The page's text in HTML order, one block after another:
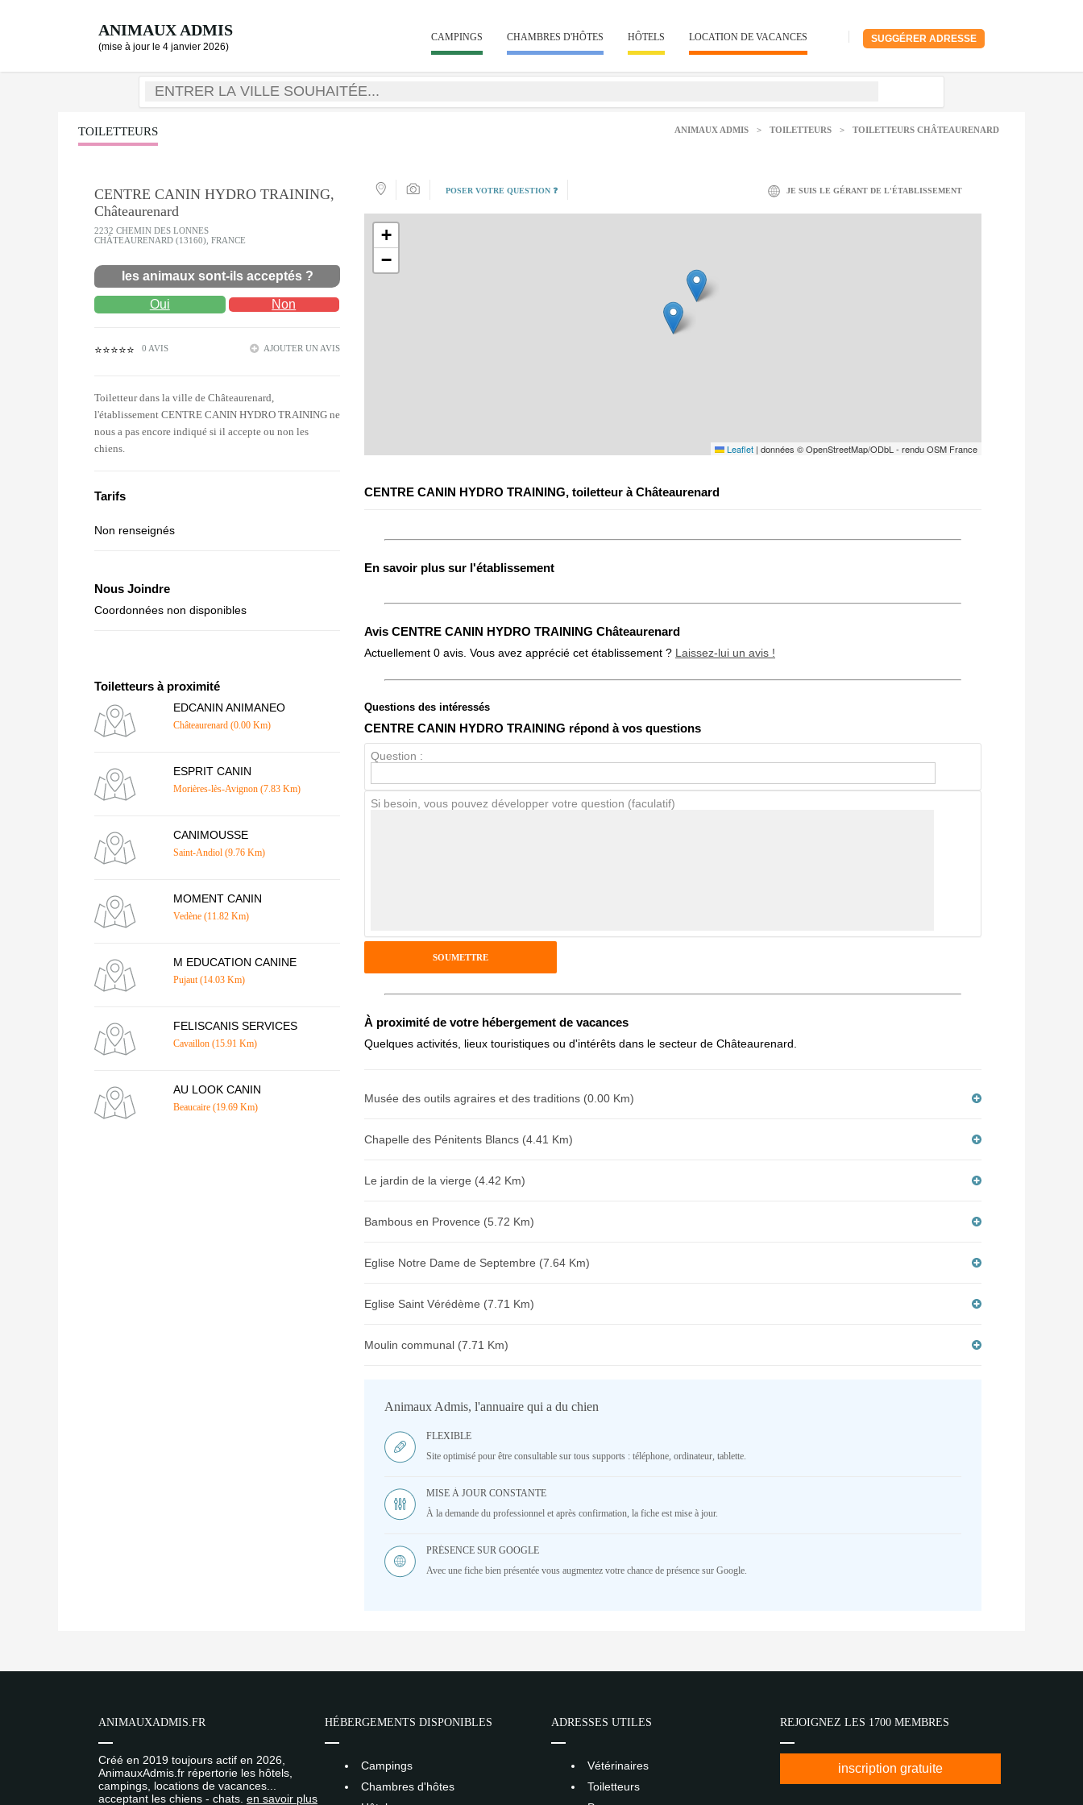
ANIMAUX ADMIS
(mise à jour le 4 janvier 2026)
SUGGÉRER ADRESSE
CAMPINGS CHAMBRES D'HÔTES HÔTELS LOCATION DE VACANCES
TOILETTEURS ANIMAUX ADMIS > TOILETTEURS > TOILETTEURS CHÂTEAURENARD
CENTRE CANIN HYDRO TRAINING,
Châteaurenard
2232 CHEMIN DES LONNES
CHÂTEAURENARD (13160), FRANCE
les animaux sont-ils acceptés ?
Oui Non
⭐⭐⭐⭐⭐ 0 AVIS AJOUTER UN AVIS
Toiletteur dans la ville de Châteaurenard,
l'établissement CENTRE CANIN HYDRO TRAINING ne
nous a pas encore indiqué si il accepte ou non les
chiens.
Tarifs
Non renseignés
Nous Joindre
Coordonnées non disponibles
Toiletteurs à proximité
EDCANIN ANIMANEO
Châteaurenard (0.00 Km)
ESPRIT CANIN
Morières-lès-Avignon (7.83 Km)
CANIMOUSSE
Saint-Andiol (9.76 Km)
MOMENT CANIN
Vedène (11.82 Km)
M EDUCATION CANINE
Pujaut (14.03 Km)
FELISCANIS SERVICES
Cavaillon (15.91 Km)
AU LOOK CANIN
Beaucaire (19.69 Km)
POSER VOTRE QUESTION ❓ JE SUIS LE GÉRANT DE L'ÉTABLISSEMENT
+
−
Leaflet | données © OpenStreetMap/ODbL - rendu OSM France
CENTRE CANIN HYDRO TRAINING, toiletteur à Châteaurenard
En savoir plus sur l'établissement
Avis CENTRE CANIN HYDRO TRAINING Châteaurenard
Actuellement 0 avis. Vous avez apprécié cet établissement ? Laissez-lui un avis !
Note globale
Avis Clients
Antispam - Combien font 7x4 (en chiffres) :
Avis sur l'établissement :
Questions des intéressés
CENTRE CANIN HYDRO TRAINING répond à vos questions
Question :
Si besoin, vous pouvez développer votre question (faculatif)
À proximité de votre hébergement de vacances
Quelques activités, lieux touristiques ou d'intérêts dans le secteur de Châteaurenard.
Musée des outils agraires et des traditions (0.00 Km)
Chapelle des Pénitents Blancs (4.41 Km)
Le jardin de la vierge (4.42 Km)
Bambous en Provence (5.72 Km)
Eglise Notre Dame de Septembre (7.64 Km)
Eglise Saint Vérédème (7.71 Km)
Moulin communal (7.71 Km)
Animaux Admis, l'annuaire qui a du chien
FLEXIBLE
Site optimisé pour être consultable sur tous supports : téléphone, ordinateur, tablette.
MISE À JOUR CONSTANTE
À la demande du professionnel et après confirmation, la fiche est mise à jour.
PRÉSENCE SUR GOOGLE
Avec une fiche bien présentée vous augmentez votre chance de présence sur Google.
ANIMAUXADMIS.FR
Créé en 2019 toujours actif en 2026,
AnimauxAdmis.fr répertorie les hôtels,
campings, locations de vacances...
acceptant les chiens - chats. en savoir plus
HÉBERGEMENTS DISPONIBLES
Campings
Chambres d'hôtes
ADRESSES UTILES
Vétérinaires
Toiletteurs
REJOIGNEZ LES 1700 MEMBRES
inscription gratuite